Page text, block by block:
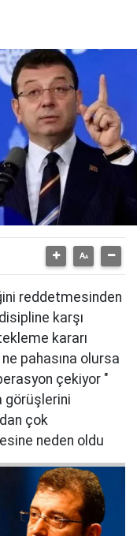
reddetmesinden
karşı
kararı
pahasına olursa
çekiyor "
görüşlerini
çok
neden oldu